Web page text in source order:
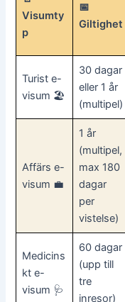
Visumty
p
📅
Giltighet
Turist e-
visum 🏖️
30 dagar
eller 1 år
(multipel)
Affärs e-
visum 💼
1 år
(multipel,
max 180
dagar
per
vistelse)
Medicins
kt e-
visum 🩺
60 dagar
(upp till
tre
inresor)